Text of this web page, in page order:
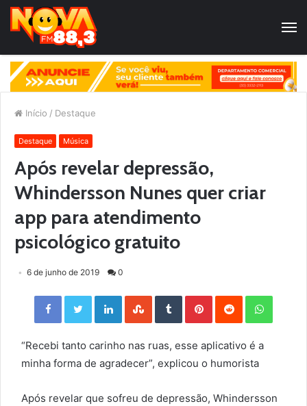
Início / Destaque
Destaque Música
Após revelar depressão,
Whindersson Nunes quer criar
app para atendimento
psicológico gratuito
6 de junho de 2019 0
Facebook Twitter LinkedIn StumbleUpon Tumblr Pinterest Reddit
“Recebi tanto carinho nas ruas, esse aplicativo é a
minha forma de agradecer”, explicou o humorista
Após revelar que sofreu de depressão, Whindersson